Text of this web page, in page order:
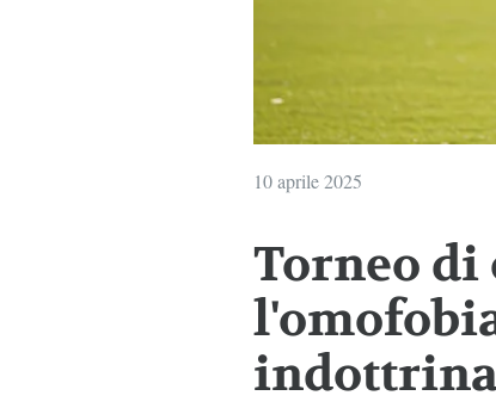
10 aprile 2025
Torneo di